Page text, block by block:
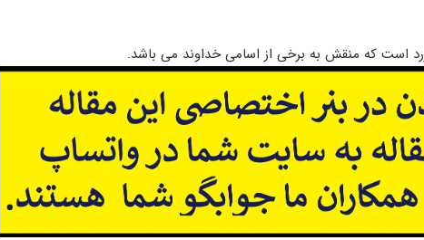
است که منقش به برخی از اسامی خداوند می باشد.